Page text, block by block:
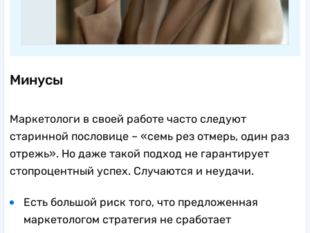
Минусы
Маркетологи в своей работе часто следуют
старинной пословице – «семь рез отмерь, один раз
отрежь». Но даже такой подход не гарантирует
стопроцентный успех. Случаются и неудачи.
Есть большой риск того, что предложенная
маркетологом стратегия не сработает